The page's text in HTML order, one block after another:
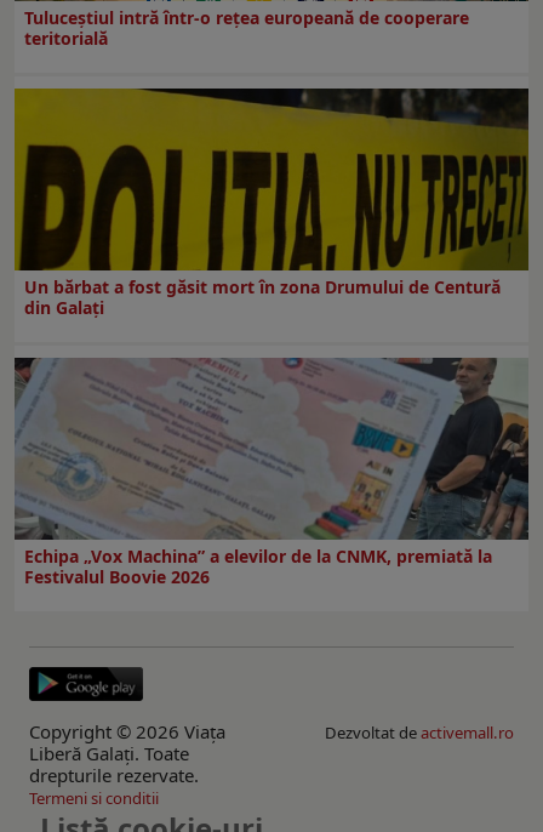
Tuluceștiul intră într-o rețea europeană de cooperare
teritorială
Un bărbat a fost găsit mort în zona Drumului de Centură
din Galați
Echipa „Vox Machina” a elevilor de la CNMK, premiată la
Festivalul Boovie 2026
Copyright © 2026 Viaţa
Liberă Galaţi. Toate
drepturile rezervate.
Dezvoltat deactivemall.ro
Termeni si conditii